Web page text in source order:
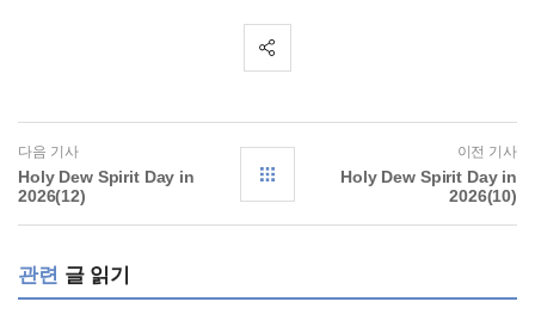
다음 기사
Holy Dew Spirit Day in
2026(12)
이전 기사
Holy Dew Spirit Day in
2026(10)
관련 글 읽기